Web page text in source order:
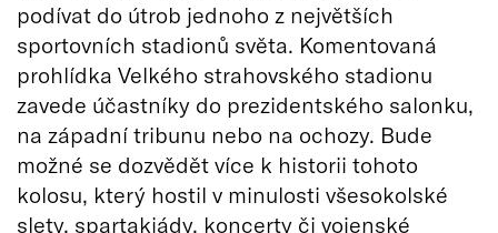
podívat do útrob jednoho z největších
sportovních stadionů světa. Komentovaná
prohlídka Velkého strahovského stadionu
zavede účastníky do prezidentského salonku,
na západní tribunu nebo na ochozy. Bude
možné se dozvědět více k historii tohoto
kolosu, který hostil v minulosti všesokolské
slety, spartakiády, koncerty či vojenské